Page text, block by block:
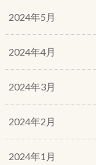
2024年5月
2024年4月
2024年3月
2024年2月
2024年1月